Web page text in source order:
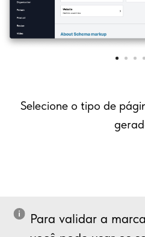
Selecione o tipo de
Para validar a